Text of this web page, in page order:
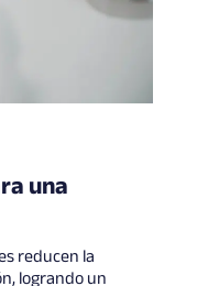
una
reducen la
logrando un